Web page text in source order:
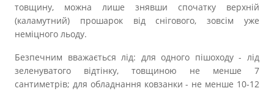
товщину, можна лише знявши спочатку верхній
(каламутний) прошарок від снігового, зовсім уже
неміцного льоду.
Безпечним вважається лід: для одного пішоходу - лід
зеленуватого відтінку, товщиною не менше 7
сантиметрів; для обладнання ковзанки - не менше 10-12